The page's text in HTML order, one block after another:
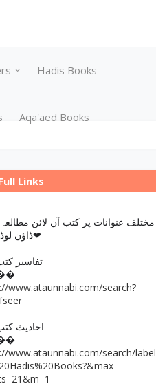
Hadis Books
Aqa'aed Books
Links
ڈاؤن لوڈ کریں❤
��تفاسیر
www.ataunnabi.com/search?
��احادیث
www.ataunnabi.com/search/label